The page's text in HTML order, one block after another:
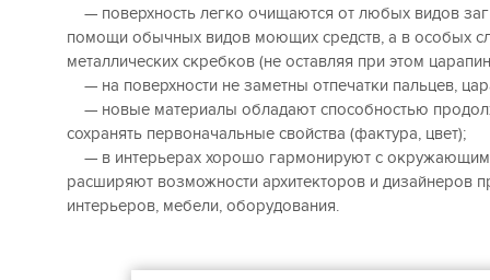
— поверхность легко очищаются от любых видов
помощи обычных видов моющих средств, а в особых
металлических скребков (не оставляя при этом
— на поверхности не заметны отпечатки пальцев,
— новые материалы обладают способностью
сохранять первоначальные свойства (фактура, цвет);
— в интерьерах хорошо гармонируют с
расширяют возможности архитекторов и дизайнеров
интерьеров, мебели, оборудования.